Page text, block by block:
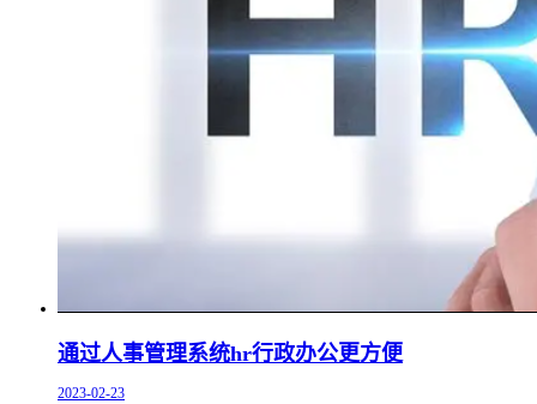
通过人事管理系统hr行政办公更方便
2023-02-23